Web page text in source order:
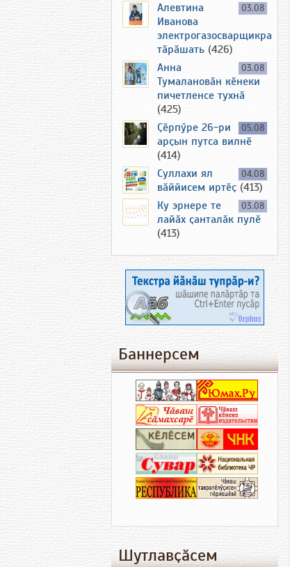
03.08
Алевтина
Иванова
электрогазосварщикра
тӑрӑшать (426)
03.08
Анна
Тумалановӑн кӗнеки
пичетленсе тухнӑ
(425)
05.08
Ҫӗрпӳре 26-ри
арҫын путса вилнӗ
(414)
04.08
Суллахи ял
вӑййисем иртӗҫ (413)
03.08
Ку эрнере те
лайӑх ҫанталӑк пулӗ
(413)
Баннерсем
Шутлавҫӑсем